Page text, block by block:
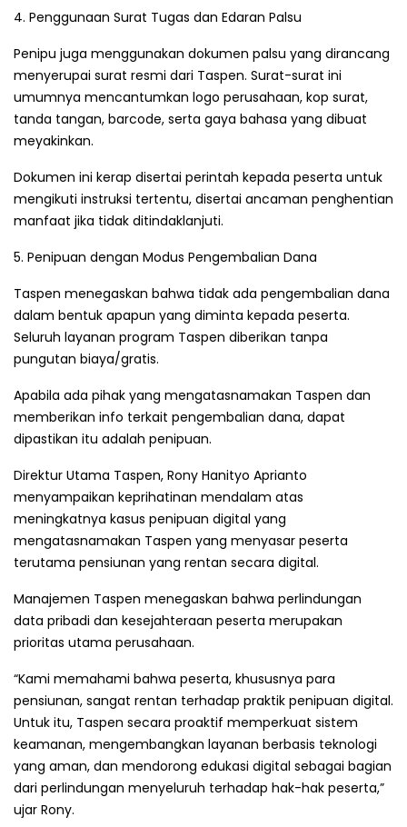
4. Penggunaan Surat Tugas dan Edaran Palsu
Penipu juga menggunakan dokumen palsu yang dirancang
menyerupai surat resmi dari Taspen. Surat-surat ini
umumnya mencantumkan logo perusahaan, kop surat,
tanda tangan, barcode, serta gaya bahasa yang dibuat
meyakinkan.
Dokumen ini kerap disertai perintah kepada peserta untuk
mengikuti instruksi tertentu, disertai ancaman penghentian
manfaat jika tidak ditindaklanjuti.
5. Penipuan dengan Modus Pengembalian Dana
Taspen menegaskan bahwa tidak ada pengembalian dana
dalam bentuk apapun yang diminta kepada peserta.
Seluruh layanan program Taspen diberikan tanpa
pungutan biaya/gratis.
Apabila ada pihak yang mengatasnamakan Taspen dan
memberikan info terkait pengembalian dana, dapat
dipastikan itu adalah penipuan.
Direktur Utama Taspen, Rony Hanityo Aprianto
menyampaikan keprihatinan mendalam atas
meningkatnya kasus penipuan digital yang
mengatasnamakan Taspen yang menyasar peserta
terutama pensiunan yang rentan secara digital.
Manajemen Taspen menegaskan bahwa perlindungan
data pribadi dan kesejahteraan peserta merupakan
prioritas utama perusahaan.
“Kami memahami bahwa peserta, khususnya para
pensiunan, sangat rentan terhadap praktik penipuan digital.
Untuk itu, Taspen secara proaktif memperkuat sistem
keamanan, mengembangkan layanan berbasis teknologi
yang aman, dan mendorong edukasi digital sebagai bagian
dari perlindungan menyeluruh terhadap hak-hak peserta,”
ujar Rony.